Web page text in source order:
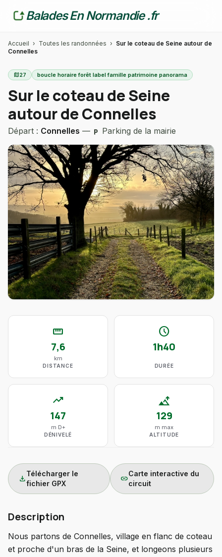
Balades En Normandie .fr
Accueil › Toutes les randonnées › Sur le coteau de Seine autour de
Connelles
map27 boucle horaire forêt label famille patrimoine panorama
Sur le coteau de Seine
autour de Connelles
Départ : Connelles — local_parking Parking de la mairie
straighten
7,6
km
DISTANCE
schedule
1h40
DURÉE
trending_up
147
m D+
DÉNIVELÉ
altitude
129
m max
ALTITUDE
download
Télécharger le
fichier GPX
link
Carte interactive du
circuit
Description
Nous partons de Connelles, village en flanc de coteau
et proche d'un bras de la Seine, et longeons plusieurs